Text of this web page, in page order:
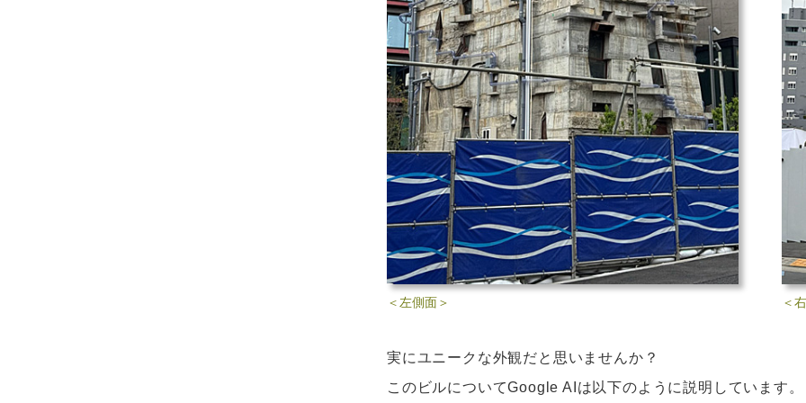
＜左側面＞ ＜
実にユニークな外観だと思いませんか？
このビルについてGoogle AIは以下のように説明しています。